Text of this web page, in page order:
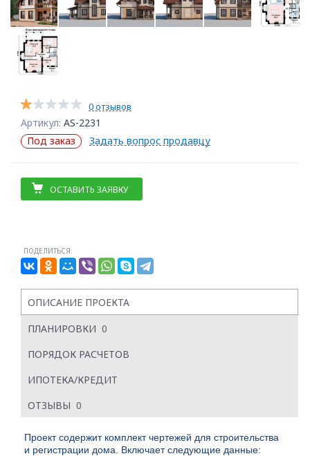
0 отзывов
Артикул: AS-2231
Под заказ
Задать вопрос продавцу
ОСТАВИТЬ ЗАЯВКУ
ПОДЕЛИТЬСЯ:
ОПИСАНИЕ ПРОЕКТА
ПЛАНИРОВКИ 0
ПОРЯДОК РАСЧЕТОВ
ИПОТЕКА/КРЕДИТ
ОТЗЫВЫ 0
Проект содержит комплект чертежей для строительства
и регистрации дома. Включает следующие данные: